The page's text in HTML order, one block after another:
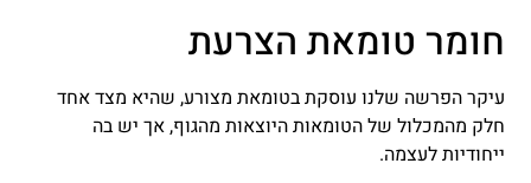
חומר טומאת הצרעת
עיקר הפרשה שלנו עוסקת בטומאת מצורע, שהיא מצד אחד
חלק מהמכלול של הטומאות היוצאות מהגוף, אך יש בה
ייחודיות לעצמה.